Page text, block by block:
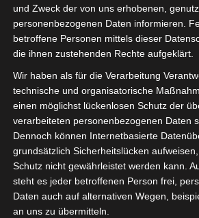
Türkommunikation und
für die meisten Senioren technisch zu
wird wohl erst in einigen Jahren
Sowohl der Funkwassermelder, der
Wasser die Wasserzufuhr stoppt, als
Alarmanlage mit Notfallschalter sind
aber nicht ohne größeren
Aufwand zu haben.
und Zweck der von uns erhobenen,
personenbezogenen Daten informieren.
betroffene Personen mittels dieser
die ihnen zustehenden Rechte aufgeklärt.
Wir haben als für die Verarbeitung
technische und organisatorische
einen möglichst lückenlosen Schutz der
verarbeiteten personenbezogenen Daten
Dennoch können Internetbasierte
grundsätzlich Sicherheitslücken
Schutz nicht gewährleistet werden kann.
steht es jeder betroffenen Person frei,
Daten auch auf alternativen Wegen,
an uns zu übermitteln.